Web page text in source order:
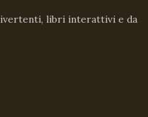
libri interattivi e da